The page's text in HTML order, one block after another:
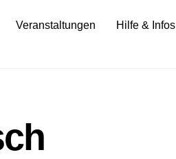
Veranstaltungen Hilfe & Infos